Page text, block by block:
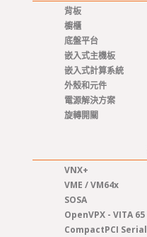
背板
櫥櫃
底盤平台
嵌入式主機板
嵌入式計算系統
外殼和元件
電源解決方案
旋轉開關
VNX+
VME / VM64x
SOSA
OpenVPX - VITA 65
CompactPCI Serial